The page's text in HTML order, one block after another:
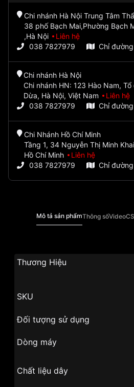
Chi nhánh Hà Nội Trung Tâm
38 phố Bạch Mai,Phường Bạch
,Hà Nội
Liên hệ
038 7827979
Chỉ đường
Chi nhánh Hà Nội
Chi nhánh HN: 123 Hào Nam,
Dừa, Hà Nội, Việt Nam
Liên hệ
038 7827979
Chỉ đường
Chi Nhánh Hồ Chí Minh
Tầng 1, 34 Nguyễn Thị Minh
Hồ Chí Minh
Liên hệ
038 7827979
Chỉ đường
Mô tả sản phẩmThông sốVideo
Thương
SKU
Đối tượng sử dụng
Dòng máy
Chất liệu dây